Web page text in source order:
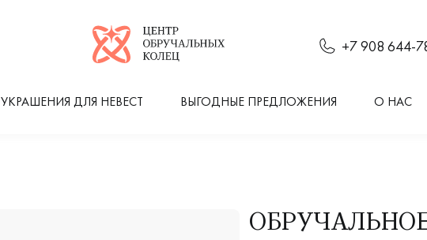
Логотип компании
+7 908 644-
УКРАШЕНИЯ ДЛЯ НЕВЕСТ ВЫГОДНЫЕ ПРЕДЛОЖЕНИЯ О НАС